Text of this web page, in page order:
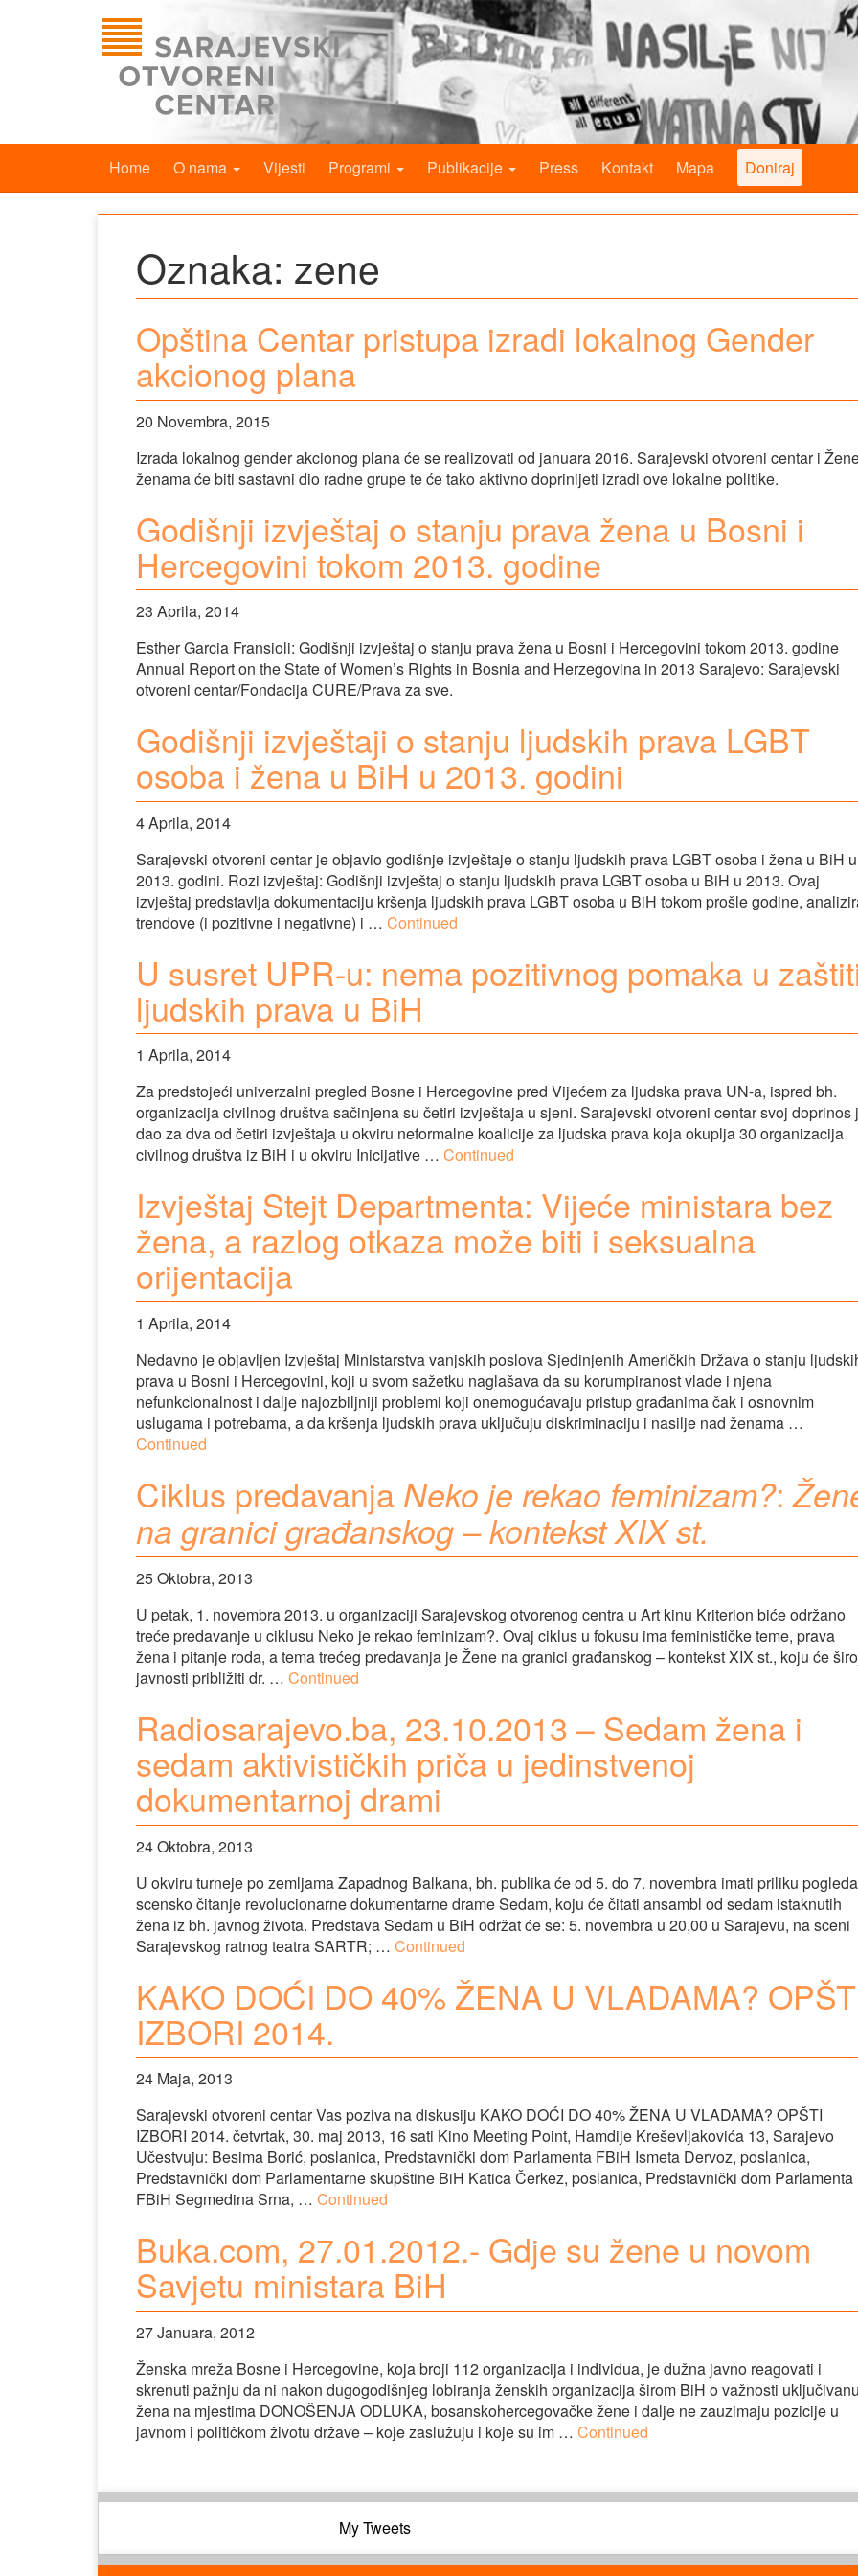
Home O nama Vijesti Programi Publikacije Press Kontakt Mapa Doniraj
Oznaka: zene
Opština Centar pristupa izradi lokalnog Gender
akcionog plana
20 Novembra, 2015
Izrada lokalnog gender akcionog plana će se realizovati od januara 2016. Sarajevski otvoreni centar i
ženama će biti sastavni dio radne grupe te će tako aktivno doprinijeti izradi ove lokalne politike.
Godišnji izvještaj o stanju prava žena u Bosni i
Hercegovini tokom 2013. godine
23 Aprila, 2014
Esther Garcia Fransioli: Godišnji izvještaj o stanju prava žena u Bosni i Hercegovini tokom 2013. godine
Annual Report on the State of Women’s Rights in Bosnia and Herzegovina in 2013 Sarajevo: Sarajevski
otvoreni centar/Fondacija CURE/Prava za sve.
Godišnji izvještaji o stanju ljudskih prava LGBT
osoba i žena u BiH u 2013. godini
4 Aprila, 2014
Sarajevski otvoreni centar je objavio godišnje izvještaje o stanju ljudskih prava LGBT osoba i žena u BiH u
2013. godini. Rozi izvještaj: Godišnji izvještaj o stanju ljudskih prava LGBT osoba u BiH u 2013. Ovaj
izvještaj predstavlja dokumentaciju kršenja ljudskih prava LGBT osoba u BiH tokom prošle godine,
trendove (i pozitivne i negativne) i … Continued
U susret UPR-u: nema pozitivnog pomaka u
ljudskih prava u BiH
1 Aprila, 2014
Za predstojeći univerzalni pregled Bosne i Hercegovine pred Vijećem za ljudska prava UN-a, ispred bh.
organizacija civilnog društva sačinjena su četiri izvještaja u sjeni. Sarajevski otvoreni centar svoj doprinos
dao za dva od četiri izvještaja u okviru neformalne koalicije za ljudska prava koja okuplja 30 organizacija
civilnog društva iz BiH i u okviru Inicijative … Continued
Izvještaj Stejt Departmenta: Vijeće ministara bez
žena, a razlog otkaza može biti i seksualna
orijentacija
1 Aprila, 2014
Nedavno je objavljen Izvještaj Ministarstva vanjskih poslova Sjedinjenih Američkih Država o stanju
prava u Bosni i Hercegovini, koji u svom sažetku naglašava da su korumpiranost vlade i njena
nefunkcionalnost i dalje najozbiljniji problemi koji onemogućavaju pristup građanima čak i osnovnim
uslugama i potrebama, a da kršenja ljudskih prava uključuju diskriminaciju i nasilje nad ženama …
Continued
Ciklus predavanja Neko je rekao feminizam?:
na granici građanskog – kontekst XIX st.
25 Oktobra, 2013
U petak, 1. novembra 2013. u organizaciji Sarajevskog otvorenog centra u Art kinu Kriterion biće održano
treće predavanje u ciklusu Neko je rekao feminizam?. Ovaj ciklus u fokusu ima feminističke teme, prava
žena i pitanje roda, a tema trećeg predavanja je Žene na granici građanskog – kontekst XIX st., koju će
javnosti približiti dr. … Continued
Radiosarajevo.ba, 23.10.2013 – Sedam žena i
sedam aktivističkih priča u jedinstvenoj
dokumentarnoj drami
24 Oktobra, 2013
U okviru turneje po zemljama Zapadnog Balkana, bh. publika će od 5. do 7. novembra imati priliku
scensko čitanje revolucionarne dokumentarne drame Sedam, koju će čitati ansambl od sedam istaknutih
žena iz bh. javnog života. Predstava Sedam u BiH održat će se: 5. novembra u 20,00 u Sarajevu, na sceni
Sarajevskog ratnog teatra SARTR; … Continued
KAKO DOĆI DO 40% ŽENA U VLADAMA?
IZBORI 2014.
24 Maja, 2013
Sarajevski otvoreni centar Vas poziva na diskusiju KAKO DOĆI DO 40% ŽENA U VLADAMA? OPŠTI
IZBORI 2014. četvrtak, 30. maj 2013, 16 sati Kino Meeting Point, Hamdije Kreševljakovića 13, Sarajevo
Učestvuju: Besima Borić, poslanica, Predstavnički dom Parlamenta FBiH Ismeta Dervoz, poslanica,
Predstavnički dom Parlamentarne skupštine BiH Katica Čerkez, poslanica, Predstavnički dom Parlamenta
FBiH Segmedina Srna, … Continued
Buka.com, 27.01.2012.- Gdje su žene u novom
Savjetu ministara BiH
27 Januara, 2012
Ženska mreža Bosne i Hercegovine, koja broji 112 organizacija i individua, je dužna javno reagovati i
skrenuti pažnju da ni nakon dugogodišnjeg lobiranja ženskih organizacija širom BiH o važnosti
žena na mjestima DONOŠENJA ODLUKA, bosanskohercegovačke žene i dalje ne zauzimaju pozicije u
javnom i političkom životu države – koje zaslužuju i koje su im … Continued
My Tweets